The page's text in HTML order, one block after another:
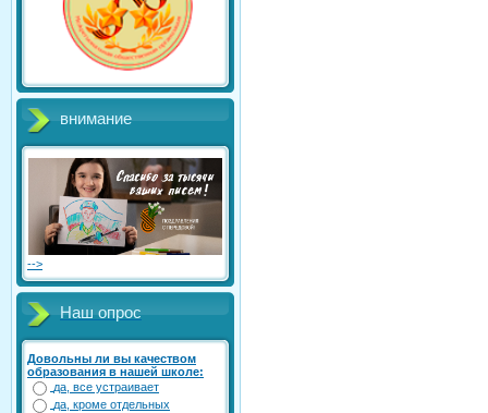
внимание
-->
Наш опрос
Довольны ли вы качеством
образования в нашей школе:
да, все устраивает
да, кроме отдельных